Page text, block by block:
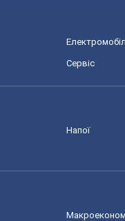
Сервіс
Напої